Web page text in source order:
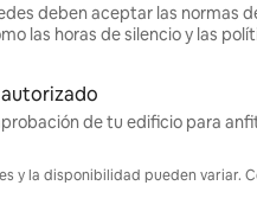
deben aceptar las normas
las horas de silencio y las
de tu edificio para
y la disponibilidad pueden variar.